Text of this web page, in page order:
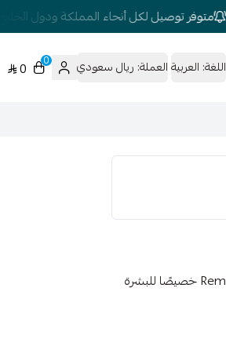
متوفر توصيل لكل أنحاء المملكة ودول الخليج
اللغة: العربيةالعملة: ريال سعودي 0
0
لويس ويدمر ريميديرم كريم سائل للجسم 200 مل صنع كريم Remederm Crème Fluide خصيصًا للبشرة